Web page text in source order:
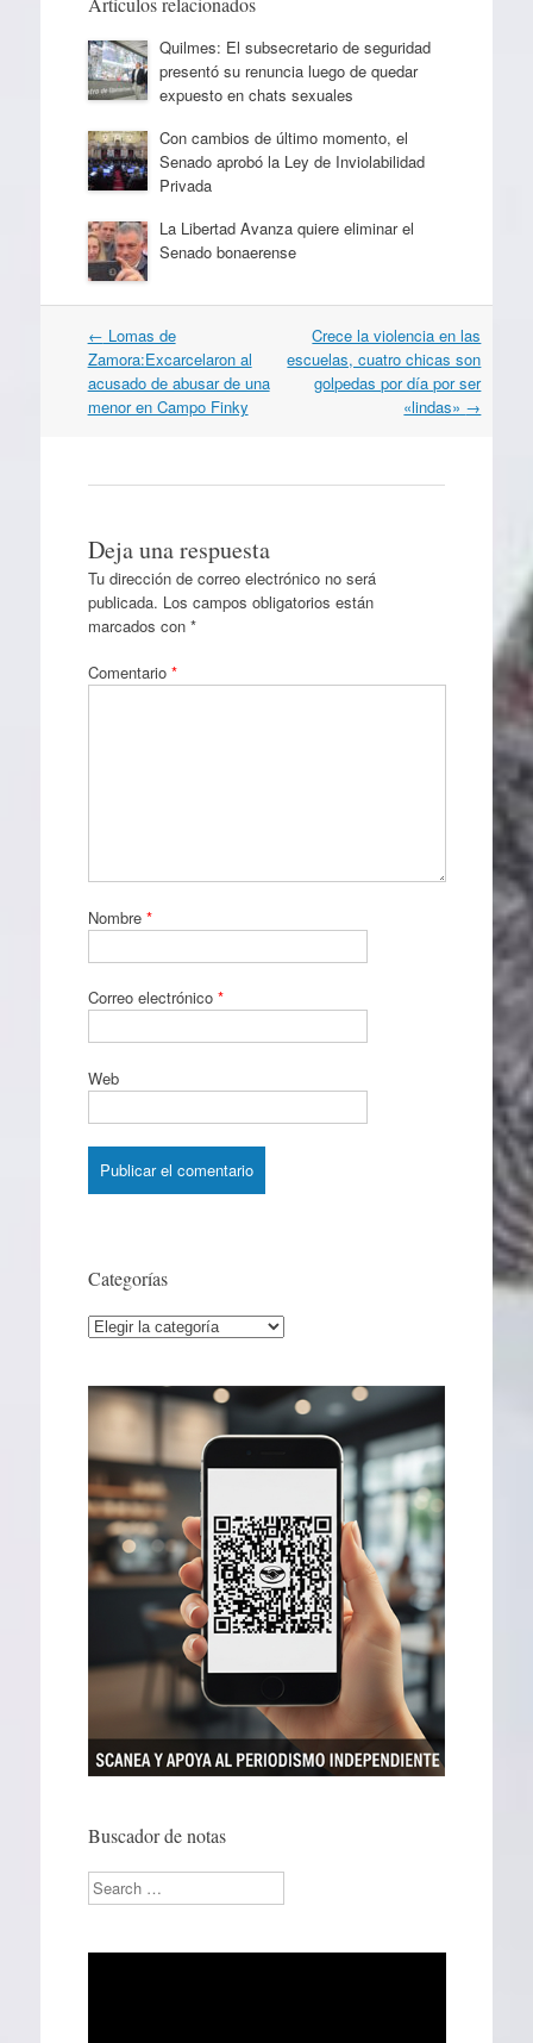
Quilmes: El subsecretario de seguridad
presentó su renuncia luego de quedar
expuesto en chats sexuales
Con cambios de último momento, el
Senado aprobó la Ley de Inviolabilidad
Privada
La Libertad Avanza quiere eliminar el
Senado bonaerense
Navegación
por
artículos
← Lomas de
Zamora:Excarcelaron al
acusado de abusar de una
menor en Campo Finky
Crece la violencia en las
escuelas, cuatro chicas son
golpedas por día por ser
«lindas» →
Deja una respuesta
Tu dirección de correo electrónico no será
publicada. Los campos obligatorios están
marcados con *
Comentario *
Nombre *
Correo electrónico *
Web
Categorías
Categorías
Buscador de notas
Search